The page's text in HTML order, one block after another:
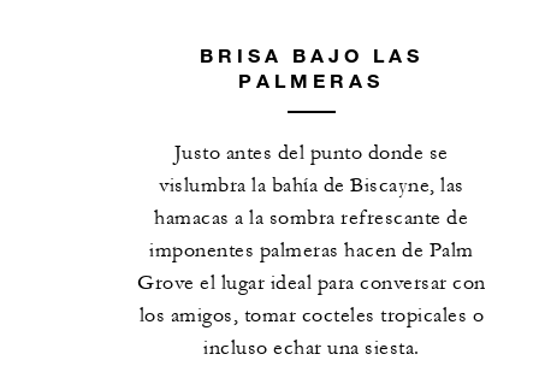
BRISA BAJO LAS
PALMERAS
Justo antes del punto donde se
vislumbra la bahía de Biscayne, las
hamacas a la sombra refrescante de
imponentes palmeras hacen de Palm
Grove el lugar ideal para conversar con
los amigos, tomar cocteles tropicales o
incluso echar una siesta.